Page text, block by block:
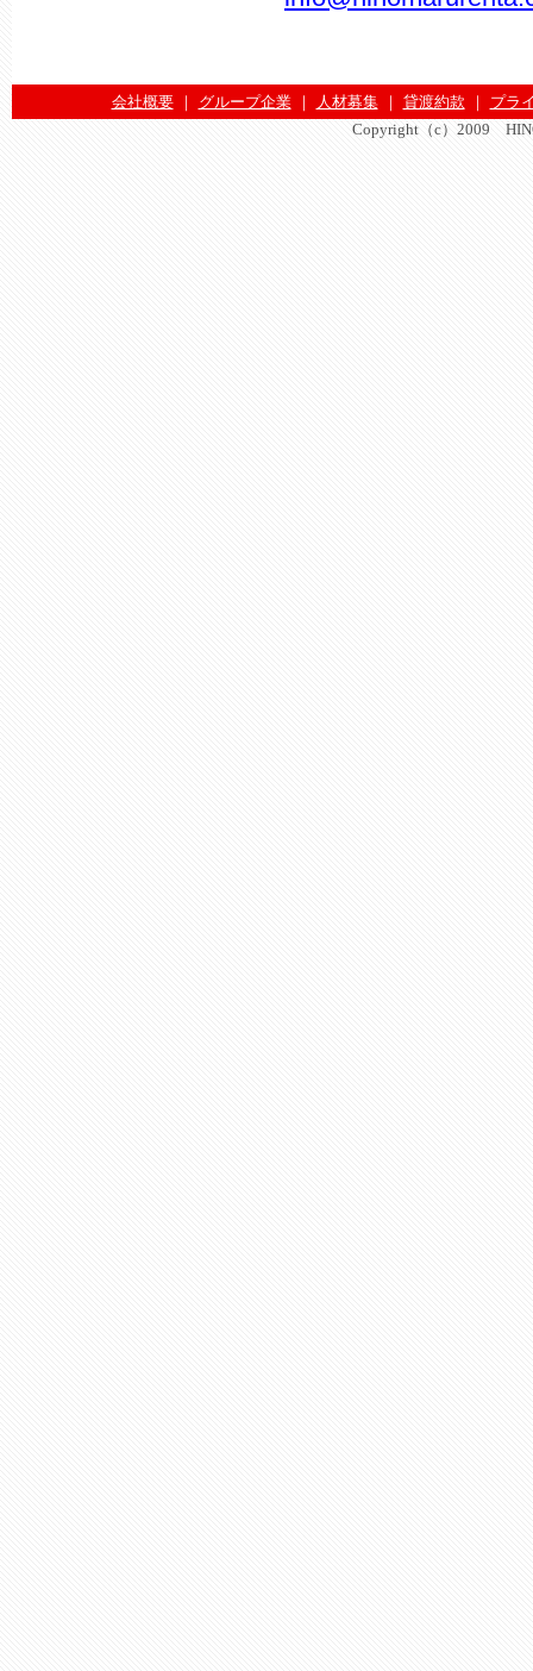
会社概要｜ グループ企業｜ 人材募集｜ 貸渡約款 ｜ プラ
Copyright（c）2009